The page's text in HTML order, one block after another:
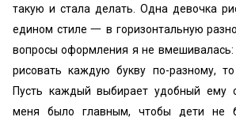
такую и стала делать. Одна девочка
едином стиле 一 в горизонтальную
вопросы оформления я не вмешивалась:
рисовать каждую букву по-разному,
Пусть каждый выбирает удобный ему
меня было главным, чтобы дети не